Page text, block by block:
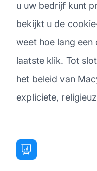
u uw bedrijf kunt
bekijkt u de
weet hoe lang
laatste klik. Tot
het beleid van
expliciete,